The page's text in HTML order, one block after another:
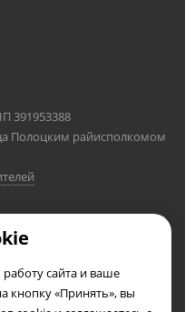
391953388
Полоцким райисполкомом
сайта и ваше
кнопку «Принять», вы